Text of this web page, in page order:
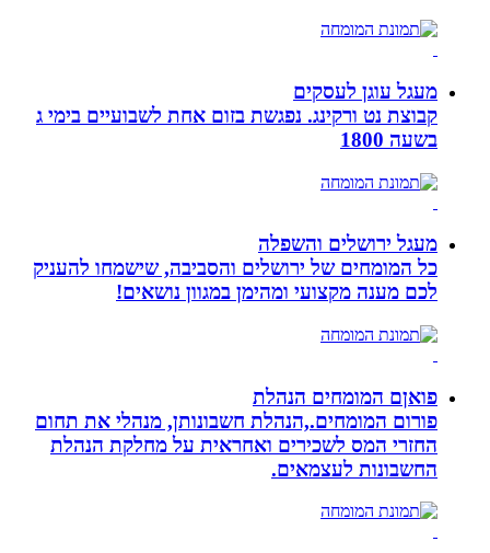
מעגל עוגן לעסקים
קבוצת נט ורקינג. נפגשת בזום אחת לשבועיים בימי ג
בשעה 1800
מעגל ירושלים והשפלה
כל המומחים של ירושלים והסביבה, שישמחו להעניק
לכם מענה מקצועי ומהימן במגוון נושאים!
פואןם המומחים הנהלת
פורום המומחים.,הנהלת חשבונותן, מנהלי את תחום
החזרי המס לשכירים ואחראית על מחלקת הנהלת
החשבונות לעצמאים.